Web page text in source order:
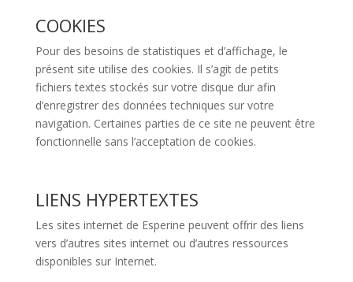
COOKIES
Pour des besoins de statistiques et d’affichage, le
présent site utilise des cookies. Il s’agit de petits
fichiers textes stockés sur votre disque dur afin
d’enregistrer des données techniques sur votre
navigation. Certaines parties de ce site ne peuvent être
fonctionnelle sans l’acceptation de cookies.
LIENS HYPERTEXTES
Les sites internet de Esperine peuvent offrir des liens
vers d’autres sites internet ou d’autres ressources
disponibles sur Internet.